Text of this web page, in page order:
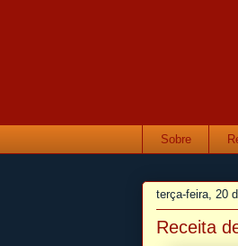
Sobre
terça-feira, 20
Receita